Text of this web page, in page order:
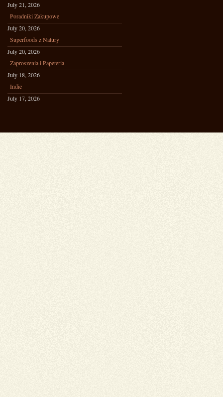
July 21, 2026
Poradniki Zakupowe
July 20, 2026
Superfoods z Natury
July 20, 2026
Zaproszenia i Papeteria
July 18, 2026
Indie
July 17, 2026